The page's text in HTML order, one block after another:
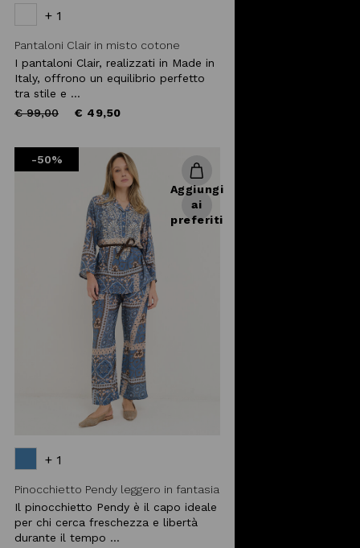
+ 1
Pantaloni Clair in misto cotone
I pantaloni Clair, realizzati in Made in
Italy, offrono un equilibrio perfetto
tra stile e ...
Price
€ 99,00to € 49,50
-50%
Aggiungi
ai
preferiti
+ 1
Pinocchietto Pendy leggero in fantasia
Il pinocchietto Pendy è il capo ideale
per chi cerca freschezza e libertà
durante il tempo ...